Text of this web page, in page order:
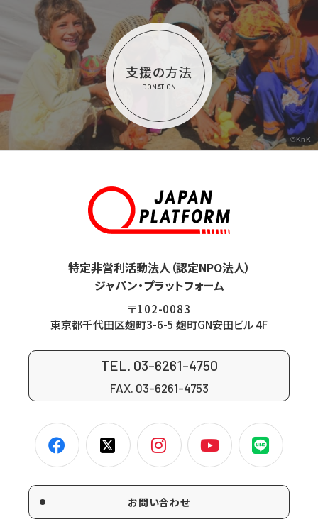
支援の方法
DONATION
©KnK
特定非営利活動法人（認定NPO法人）
ジャパン・プラットフォーム
〒102-0083
東京都千代田区麹町3-6-5 麹町GN安田ビル 4F
TEL. 03-6261-4750
FAX. 03-6261-4753
お問い合わせ